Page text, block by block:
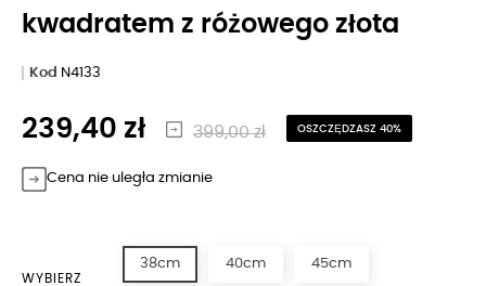
kwadratem z różowego złota
Kod N4133
239,40 zł 399,00 zł OSZCZĘDZASZ 40%
Cena nie uległa zmianie
WYBIERZ
38cm 40cm 45cm